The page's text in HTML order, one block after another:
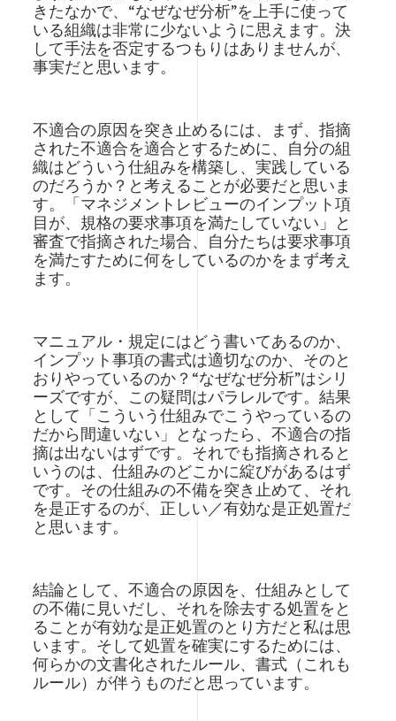
きたなかで、“なぜなぜ分析”を上手に使って
いる組織は非常に少ないように思えます。決
して手法を否定するつもりはありませんが、
事実だと思います。
不適合の原因を突き止めるには、まず、指摘
された不適合を適合とするために、自分の組
織はどういう仕組みを構築し、実践している
のだろうか？と考えることが必要だと思いま
す。「マネジメントレビューのインプット項
目が、規格の要求事項を満たしていない」と
審査で指摘された場合、自分たちは要求事項
を満たすために何をしているのかをまず考え
ます。
マニュアル・規定にはどう書いてあるのか、
インプット事項の書式は適切なのか、そのと
おりやっているのか？“なぜなぜ分析”はシリ
ーズですが、この疑問はパラレルです。結果
として「こういう仕組みでこうやっているの
だから間違いない」となったら、不適合の指
摘は出ないはずです。それでも指摘されると
いうのは、仕組みのどこかに綻びがあるはず
です。その仕組みの不備を突き止めて、それ
を是正するのが、正しい／有効な是正処置だ
と思います。
結論として、不適合の原因を、仕組みとして
の不備に見いだし、それを除去する処置をと
ることが有効な是正処置のとり方だと私は思
います。そして処置を確実にするためには、
何らかの文書化されたルール、書式（これも
ルール）が伴うものだと思っています。